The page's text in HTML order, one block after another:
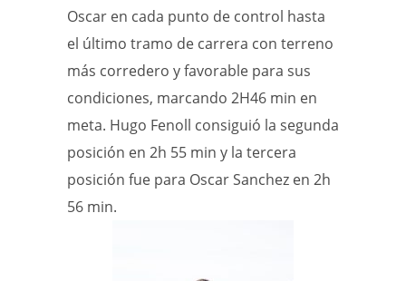
Oscar en cada punto de control hasta
el último tramo de carrera con terreno
más corredero y favorable para sus
condiciones, marcando 2H46 min en
meta. Hugo Fenoll consiguió la segunda
posición en 2h 55 min y la tercera
posición fue para Oscar Sanchez en 2h
56 min.